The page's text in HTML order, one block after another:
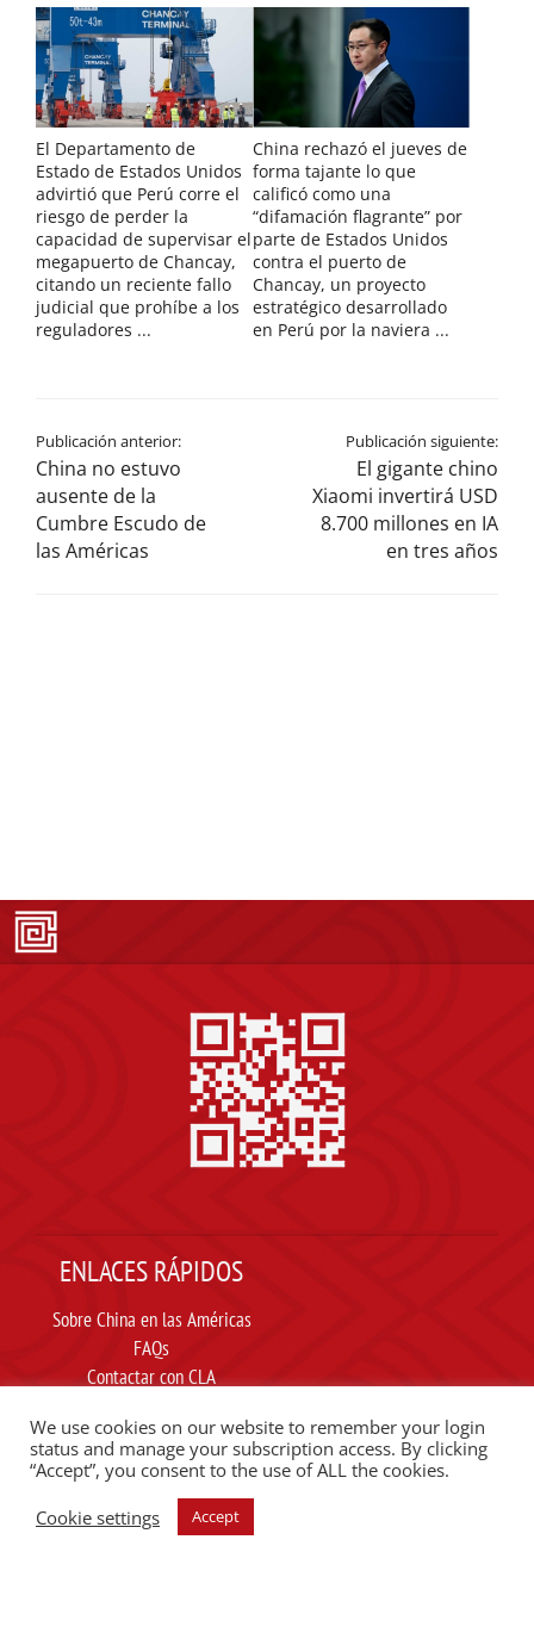
El Departamento de
Estado de Estados Unidos
advirtió que Perú corre el
riesgo de perder la
capacidad de supervisar el
megapuerto de Chancay,
citando un reciente fallo
judicial que prohíbe a los
reguladores ...
China rechazó el jueves de
forma tajante lo que
calificó como una
“difamación flagrante” por
parte de Estados Unidos
contra el puerto de
Chancay, un proyecto
estratégico desarrollado
en Perú por la naviera ...
Publicación anterior:
China no estuvo
ausente de la
Cumbre Escudo de
las Américas
Publicación siguiente:
El gigante chino
Xiaomi invertirá USD
8.700 millones en IA
en tres años
ENLACES RÁPIDOS
Sobre China en las Américas
FAQs
Contactar con CLA
Carta ética
SIGUE A CLA EN REDES SOCIALES
We use cookies on our website to remember your login
status and manage your subscription access. By clicking
“Accept”, you consent to the use of ALL the cookies.
Cookie settings
Accept